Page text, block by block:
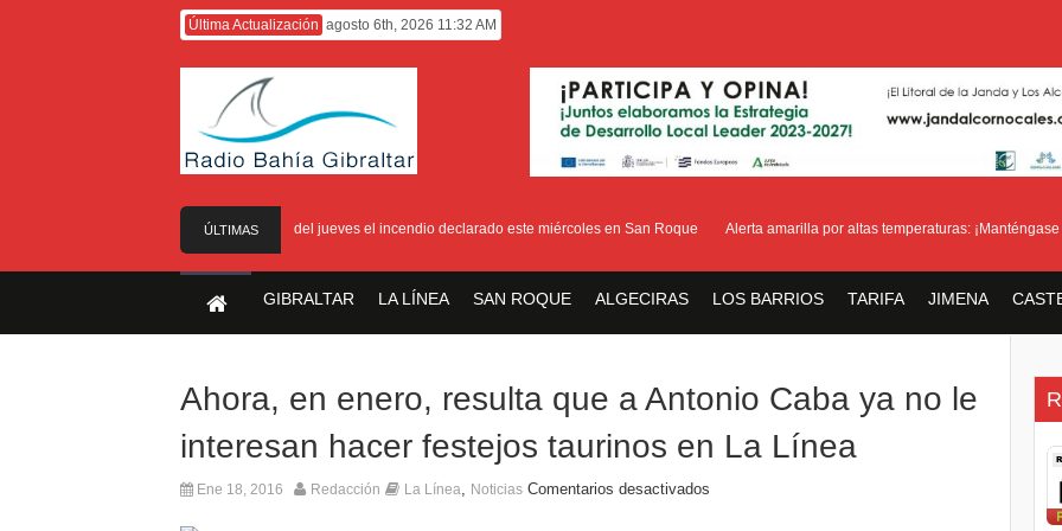
Última Actualización agosto 6th, 2026 11:32 AM
ÚLTIMAS
NOTICIAS
Controlado en la mañana del jueves el incendio declarado este miércoles en San Roque Alerta amarilla por altas temperaturas: ¡Manténgase
GIBRALTAR LA LÍNEA SAN ROQUE ALGECIRAS LOS BARRIOS TARIFA JIMENA
Ahora, en enero, resulta que a Antonio Caba ya no le
interesan hacer festejos taurinos en La Línea
Ene 18, 2016 Redacción La Línea, Noticias Comentarios desactivados